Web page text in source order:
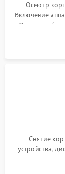
Осмотр
Включение
Оценка
Измерение
Снятие
устройства,
внутренних
Промывка